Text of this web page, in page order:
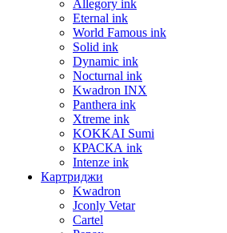
Allegory ink
Eternal ink
World Famous ink
Solid ink
Dynamic ink
Nocturnal ink
Kwadron INX
Panthera ink
Xtreme ink
KOKKAI Sumi
КРАСКА ink
Intenze ink
Картриджи
Kwadron
Jconly Vetar
Cartel